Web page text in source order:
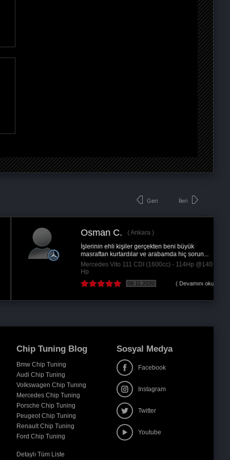
Geri
Osman C.
Ankara
İşlerinin ehli kişiler gerçekten beni büyük
masraftan kurtardılar ve arabamda hiç sorun...
Mercedes Vito 111 CDI (1600cc) - 114Hp @140
09.11.2020 ( Devamını oku )
İleri
Chip Tuning Blog
Bmw Chip Tuning
Audi Chip Tuning
Volkswagen Chip Tuning
Mercedes Chip Tuning
Porsche Chip Tuning
Peugeot Chip Tuning
Renault Chip Tuning
Ford Chip Tuning
Detaylı Tüm Liste
Sosyal Medya
Facebook
Instagram
Twitter
Youtube